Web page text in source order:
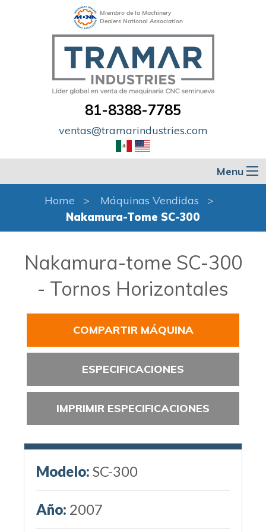
Miembro de la Machinery
Dealers National Association
81-8388-7785
ventas@tramarindustries.com
Menu
Home
Máquinas Vendidas
Nakamura-Tome SC-300
Nakamura-tome SC-300
- Tornos Horizontales
COMPARTIR MÁQUINA
ESPECIFICACIONES
IMPRIMIR ESPECIFICACIONES
Modelo: SC-300
Año: 2007